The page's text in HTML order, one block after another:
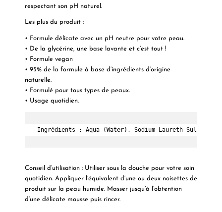
respectant son pH naturel.
Les plus du produit :
• Formule délicate avec un pH neutre pour votre peau.
• De la glycérine, une base lavante et c’est tout !
• Formule vegan
• 95% de la formule à base d’ingrédients d’origine
naturelle.
• Formulé pour tous types de peaux.
• Usage quotidien.
Ingrédients : Aqua (Water), Sodium Laureth Sulfate,
Conseil d’utilisation :Utiliser sous la douche pour votre soin
quotidien. Appliquer l’équivalent d’une ou deux noisettes de
produit sur la peau humide. Masser jusqu’à l’obtention
d’une délicate mousse puis rincer.